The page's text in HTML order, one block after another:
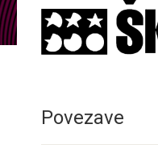
Povezave